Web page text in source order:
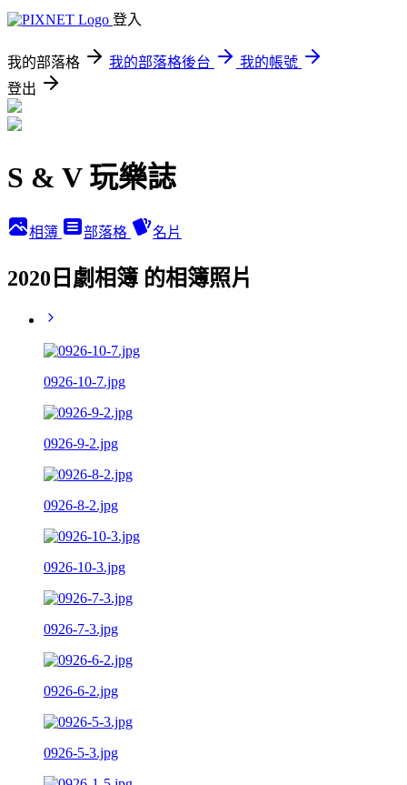
登入
我的部落格 我的部落格後台
我的帳號
登出
S & V 玩樂誌
相簿 部落格 名片
2020日劇相簿 的相簿照片
0926-10-7.jpg
0926-9-2.jpg
0926-8-2.jpg
0926-10-3.jpg
0926-7-3.jpg
0926-6-2.jpg
0926-5-3.jpg